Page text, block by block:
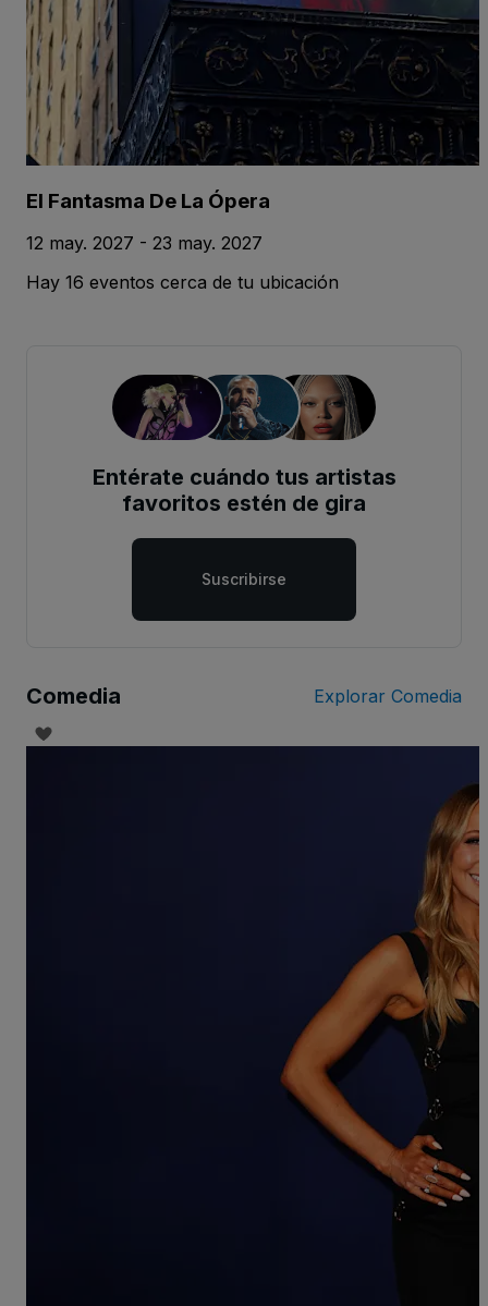
El Fantasma De La Ópera
12 may. 2027 - 23 may. 2027
Hay 16 eventos cerca de tu ubicación
Entérate cuándo tus artistas
favoritos estén de gira
Suscribirse
Comedia Explorar Comedia